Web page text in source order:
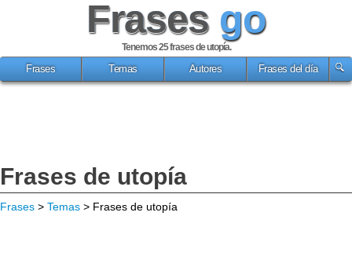
Frases go
Tenemos 25frases de utopía.
Frases
Temas Autores Frases del día
Frases de utopía
Frases > Temas > Frases de utopía